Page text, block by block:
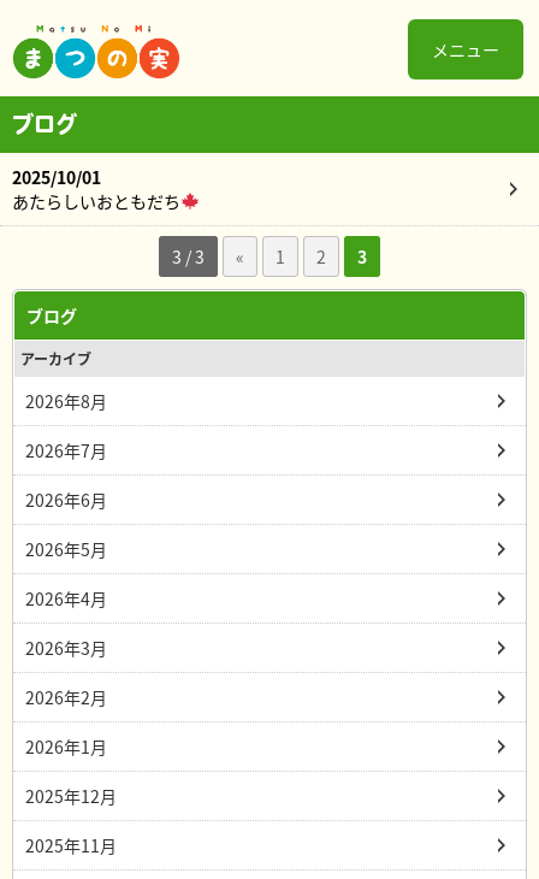
メニュー
ブログ
2025/10/01
あたらしいおともだち
3 / 3 « 1 2 3
ブログ
アーカイブ
2026年8月
2026年7月
2026年6月
2026年5月
2026年4月
2026年3月
2026年2月
2026年1月
2025年12月
2025年11月